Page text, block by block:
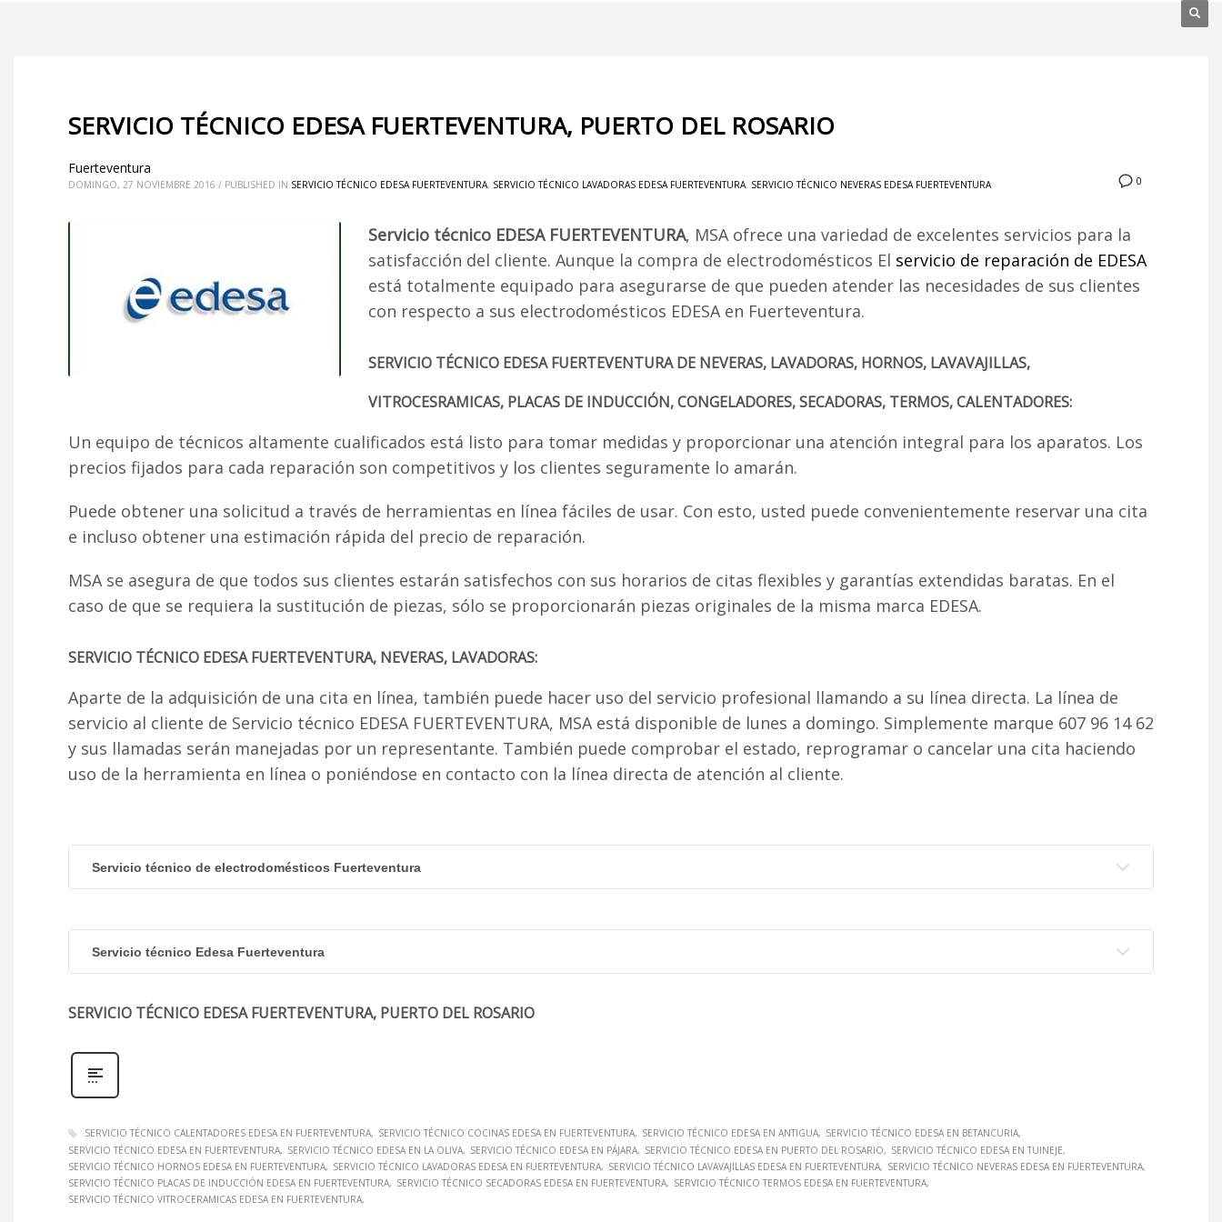
SERVICIO TÉCNICO EDESA FUERTEVENTURA, PUERTO DEL ROSARIO
0
Fuerteventura
DOMINGO, 27 NOVIEMBRE 2016 / PUBLISHED IN SERVICIO TÉCNICO EDESA FUERTEVENTURA, SERVICIO TÉCNICO LAVADORAS EDESA FUERTEVENTURA, SERVICIO TÉCNICO NEVERAS EDESA FUERTEVENTURA
Servicio técnico EDESA FUERTEVENTURA, MSA ofrece una variedad de excelentes servicios para la
satisfacción del cliente. Aunque la compra de electrodomésticos El servicio de reparación de EDESA
está totalmente equipado para asegurarse de que pueden atender las necesidades de sus clientes
con respecto a sus electrodomésticos EDESA en Fuerteventura.
SERVICIO TÉCNICO EDESA FUERTEVENTURA DE NEVERAS, LAVADORAS, HORNOS, LAVAVAJILLAS,
VITROCESRAMICAS, PLACAS DE INDUCCIÓN, CONGELADORES, SECADORAS, TERMOS, CALENTADORES:
Un equipo de técnicos altamente cualificados está listo para tomar medidas y proporcionar una atención integral para los aparatos. Los
precios fijados para cada reparación son competitivos y los clientes seguramente lo amarán.
Puede obtener una solicitud a través de herramientas en línea fáciles de usar. Con esto, usted puede convenientemente reservar una cita
e incluso obtener una estimación rápida del precio de reparación.
MSA se asegura de que todos sus clientes estarán satisfechos con sus horarios de citas flexibles y garantías extendidas baratas. En el
caso de que se requiera la sustitución de piezas, sólo se proporcionarán piezas originales de la misma marca EDESA.
SERVICIO TÉCNICO EDESA FUERTEVENTURA, NEVERAS, LAVADORAS:
Aparte de la adquisición de una cita en línea, también puede hacer uso del servicio profesional llamando a su línea directa. La línea de
servicio al cliente de Servicio técnico EDESA FUERTEVENTURA, MSA está disponible de lunes a domingo. Simplemente marque 607 96 14 62
y sus llamadas serán manejadas por un representante. También puede comprobar el estado, reprogramar o cancelar una cita haciendo
uso de la herramienta en línea o poniéndose en contacto con la línea directa de atención al cliente.
Servicio técnico de electrodomésticos Fuerteventura
Servicio técnico Edesa Fuerteventura
SERVICIO TÉCNICO EDESA FUERTEVENTURA, PUERTO DEL ROSARIO
SERVICIO TÉCNICO CALENTADORES EDESA EN FUERTEVENTURA SERVICIO TÉCNICO COCINAS EDESA EN FUERTEVENTURA SERVICIO TÉCNICO EDESA EN ANTIGUA
SERVICIO TÉCNICO EDESA EN BETANCURIA
SERVICIO TÉCNICO EDESA EN FUERTEVENTURA
SERVICIO TÉCNICO EDESA EN LA OLIVA SERVICIO TÉCNICO EDESA EN PÁJARA SERVICIO TÉCNICO EDESA EN PUERTO DEL ROSARIO
SERVICIO TÉCNICO EDESA EN TUINEJE
SERVICIO TÉCNICO HORNOS EDESA EN FUERTEVENTURA
SERVICIO TÉCNICO LAVADORAS EDESA EN FUERTEVENTURA SERVICIO TÉCNICO LAVAVAJILLAS EDESA EN FUERTEVENTURA
SERVICIO TÉCNICO NEVERAS EDESA EN FUERTEVENTURA
SERVICIO TÉCNICO PLACAS DE INDUCCIÓN EDESA EN FUERTEVENTURA
SERVICIO TÉCNICO SECADORAS EDESA EN FUERTEVENTURA
SERVICIO TÉCNICO TERMOS EDESA EN FUERTEVENTURA
SERVICIO TÉCNICO VITROCERAMICAS EDESA EN FUERTEVENTURA